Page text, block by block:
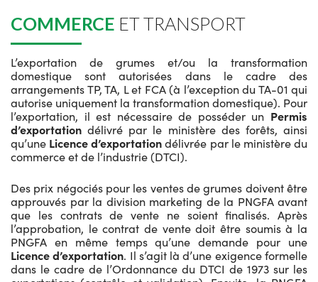
COMMERCE ET TRANSPORT
L’exportation de grumes et/ou la transformation
domestique sont autorisées dans le cadre des
arrangements TP, TA, L et FCA (à l’exception du TA-01 qui
autorise uniquement la transformation domestique). Pour
l’exportation, il est nécessaire de posséder un Permis
d’exportation délivré par le ministère des forêts, ainsi
qu’une Licence d’exportationdélivrée par le ministère du
commerce et de l’industrie (DTCI).
Des prix négociés pour les ventes de grumes doivent être
approuvés par la division marketing de la PNGFA avant
que les contrats de vente ne soient finalisés. Après
l’approbation, le contrat de vente doit être soumis à la
PNGFA en même temps qu’une demande pour une
Licence d’exportation. Il s’agit là d’une exigence formelle
dans le cadre de l’Ordonnance du DTCI de 1973 sur les